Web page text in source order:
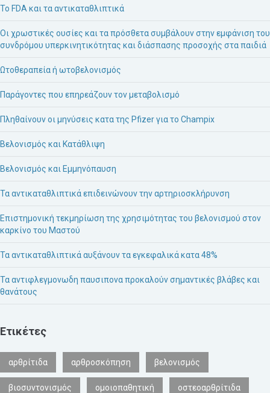
Το FDA και τα αντικαταθλιπτικά
Οι χρωστικές ουσίες και τα πρόσθετα συμβάλουν στην εμφάνιση του
συνδρόμου υπερκινητικότητας και διάσπασης προσοχής στα παιδιά
Ωτοθεραπεία ή ωτοβελονισμός
Παράγοντες που επηρεάζουν τον μεταβολισμό
Πληθαίνουν οι μηνύσεις κατα της Pfizer για το Champix
Βελονισμός και Κατάθλιψη
Βελονισμός και Εμμηνόπαυση
Τα αντικαταθλιπτικά επιδεινώνουν την αρτηριοσκλήρυνση
Επιστημονική τεκμηρίωση της χρησιμότητας του βελονισμού στον
καρκίνο του Μαστού
Τα αντικαταθλιπτικά αυξάνουν τα εγκεφαλικά κατα 48%
Τα αντιφλεγμονωδη παυσιπονα προκαλούν σημαντικές βλάβες και
θανάτους
Ετικέτες
αρθρίτιδα αρθροσκόπηση βελονισμός
βιοσυντονισμός ομοιοπαθητική οστεοαρθρίτιδα